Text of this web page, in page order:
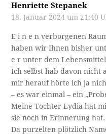
Henriette Stepanek
18. Januar 2024 um 21:40
E i n e n verborgenen
haben wir Ihnen bisher
e r unter dem
Ich selbst hab davon nicht
mir herauf hörte ich ja
– es war einmal – ein
Meine Tochter Lydia hat
sie noch in Erinnerung hat.
Da purzelten plötzlich